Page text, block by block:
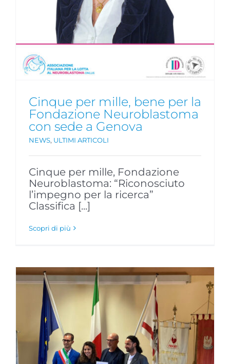
Cinque per mille, bene per la
Fondazione Neuroblastoma
con sede a Genova
NEWS, ULTIMI ARTICOLI
Cinque per mille, Fondazione
Neuroblastoma: “Riconosciuto
l’impegno per la ricerca”
Classifica [...]
Scopri di più